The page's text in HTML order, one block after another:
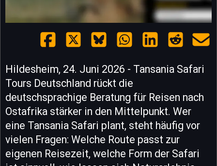
Hildesheim, 24. Juni 2026 - Tansania Safari
Tours Deutschland rückt die
deutschsprachige Beratung für Reisen nach
Ostafrika stärker in den Mittelpunkt. Wer
eine Tansania Safari plant, steht häufig vor
vielen Fragen: Welche Route passt zur
eigenen Reisezeit, welche Form der Safari